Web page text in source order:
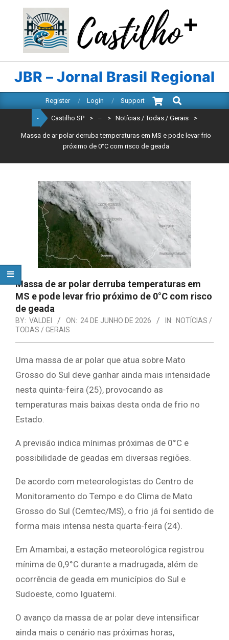
content
CASTILHO
SP
JBR – Jornal Brasil Regional
Navigation
Register Login Support
Search
- Castilho SP > – > Notícias / Todas / Gerais >
Massa de ar polar derruba temperaturas em MS e pode levar frio
próximo de 0°C com risco de geada
Massa de ar polar derruba temperaturas em
MS e pode levar frio próximo de 0°C com risco
de geada
BY: VALDEI ON: 24 DE JUNHO DE 2026 IN: NOTÍCIAS /
TODAS / GERAIS
Uma massa de ar polar que atua sobre Mato
Grosso do Sul deve ganhar ainda mais intensidade
nesta quinta-feira (25), provocando as
temperaturas mais baixas desta onda de frio no
Estado.
A previsão indica mínimas próximas de 0°C e
possibilidade de geadas em diversas regiões.
De acordo com meteorologistas do Centro de
Monitoramento do Tempo e do Clima de Mato
Grosso do Sul (Cemtec/MS), o frio já foi sentido de
forma mais intensa nesta quarta-feira (24).
Em Amambai, a estação meteorológica registrou
mínima de 0,9°C durante a madrugada, além de
ocorrência de geada em municípios do Sul e
Sudoeste, como Iguatemi.
O avanço da massa de ar polar deve intensificar
ainda mais o cenário nas próximas horas,